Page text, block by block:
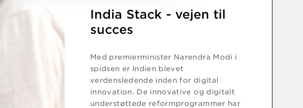
India Stack - vejen til
succes
Med premierminister Narendra Modi i
spidsen er Indien blevet
verdensledende inden for digital
innovation. De innovative og digitalt
understøttede reformprogrammer har